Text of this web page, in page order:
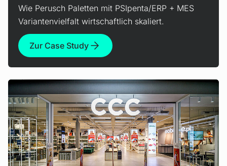
Wie Perusch Paletten mit PSIpenta/ERP + MES
Variantenvielfalt wirtschaftlich skaliert.
Zur Case Study